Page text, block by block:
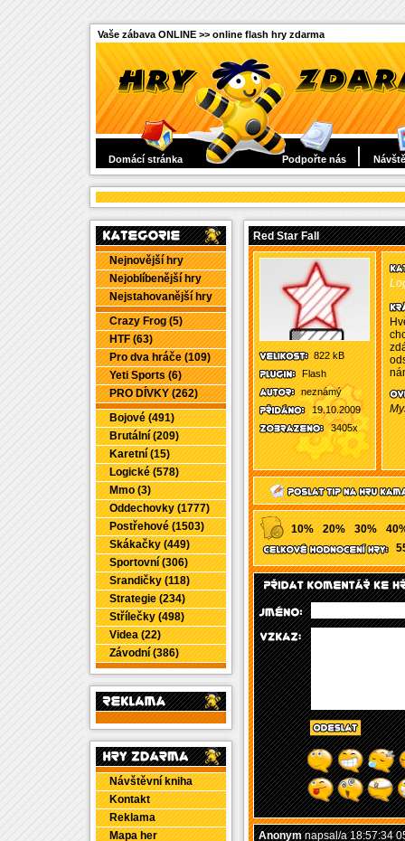
Vaše zábava ONLINE >> online flash hry zdarma
Domácí stránka Podpořte nás
Nejnovější hry
Nejoblíbenější hry
Nejstahovanější hry
Crazy Frog (5)
HTF (63)
Pro dva hráče (109)
Yeti Sports (6)
PRO DÍVKY (262)
Bojové (491)
Brutální (209)
Karetní (15)
Logické (578)
Mmo (3)
Oddechovky (1777)
Postřehové (1503)
Skákačky (449)
Sportovní (306)
Srandičky (118)
Strategie (234)
Střílečky (498)
Videa (22)
Závodní (386)
Návštěvní kniha
Kontakt
Reklama
Mapa her
Red Star Fall
822 kB
Flash
neznámý
19.10.2009
3405x
10% 20% 30%
Anonymnapsal/a 18:57:34